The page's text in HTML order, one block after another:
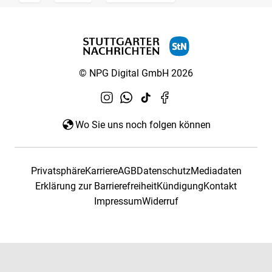
© NPG Digital GmbH 2026
Wo Sie uns noch folgen können
PrivatsphäreKarriereAGBDatenschutzMediadaten
Erklärung zur BarrierefreiheitKündigungKontakt
ImpressumWiderruf